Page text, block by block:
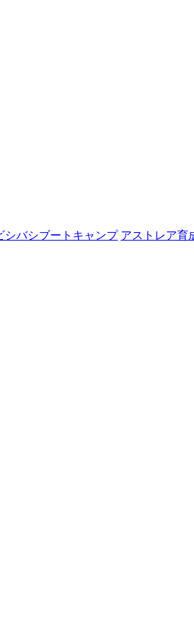
シバシブートキャンプ アストレア育